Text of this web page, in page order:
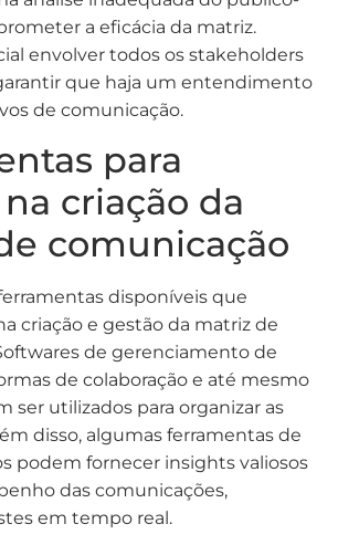
a eficácia da matriz.
envolver todos os stakeholders
que haja um entendimento
de comunicação.
para
criação da
comunicação
disponíveis que
criação e gestão da matriz de
de gerenciamento de
de colaboração e até mesmo
ser utilizados para organizar as
disso, algumas ferramentas de
podem fornecer insights valiosos
das comunicações,
em tempo real.